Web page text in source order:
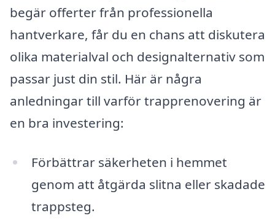
begär offerter från professionella
hantverkare, får du en chans att diskutera
olika materialval och designalternativ som
passar just din stil. Här är några
anledningar till varför trapprenovering är
en bra investering:
Förbättrar säkerheten i hemmet
genom att åtgärda slitna eller skadade
trappsteg.